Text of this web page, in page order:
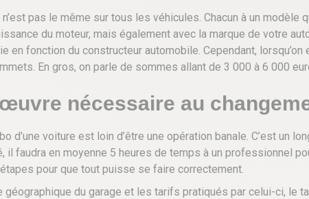
pas le même sur tous les véhicules. Chacun à un
du moteur, mais également avec la marque de votre
en fonction du constructeur automobile. Cependant,
En gros, on parle de sommes allant de 3 000 à 6 000
nécessaire au
d’une voiture est loin d’être une opération banale. C’est
il faudra en moyenne 5 heures de temps à un professionnel
pour que tout puisse se faire correctement.
géographique du garage et les tarifs pratiqués par celui-ci, le